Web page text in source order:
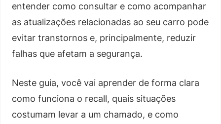
entender como consultar e como acompanhar
as atualizações relacionadas ao seu carro pode
evitar transtornos e, principalmente, reduzir
falhas que afetam a segurança.
Neste guia, você vai aprender de forma clara
como funciona o recall, quais situações
costumam levar a um chamado, e como